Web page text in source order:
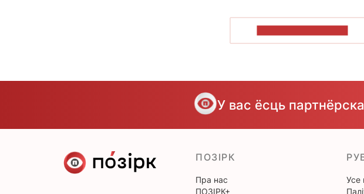
У вас ёсць
ПОЗІРК
Пра нас
ПОЗІРК+
Усе